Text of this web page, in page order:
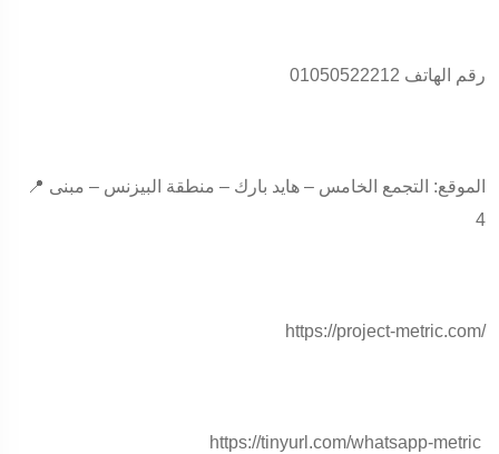
رقم الهاتف 01050522212
📍 الموقع: التجمع الخامس – هايد بارك – منطقة البيزنس – مبنى
4
https://project-metric.com/
https://tinyurl.com/whatsapp-metric